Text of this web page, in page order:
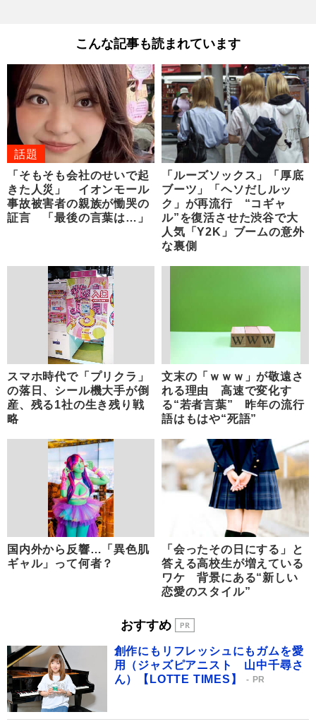
こんな記事も読まれています
話題
「そもそも会社のせいで起
きた人災」 イオンモール
事故被害者の親族が慟哭の
証言 「最後の言葉は…」
「ルーズソックス」「厚底
ブーツ」「ヘソだしルッ
ク」が再流行 “コギャ
ル”を復活させた渋谷で大
人気「Y2K」ブームの意外
な裏側
スマホ時代で「プリクラ」
の落日、シール機大手が倒
産、残る1社の生き残り戦
略
文末の「ｗｗｗ」が敬遠さ
れる理由 高速で変化す
る“若者言葉” 昨年の流行
語はもはや“死語”
国内外から反響…「異色肌
ギャル」って何者？
「会ったその日にする」と
答える高校生が増えている
ワケ 背景にある“新しい
恋愛のスタイル”
おすすめ
創作にもリフレッシュにもガムを愛
用（ジャズピアニスト 山中千尋さ
ん）【LOTTE TIMES】
PR